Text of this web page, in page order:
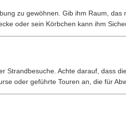
zu gewöhnen. Gib ihm Raum,
oder sein Körbchen kann ihm
Strandbesuche. Achte darauf, dass
oder geführte Touren an, die für